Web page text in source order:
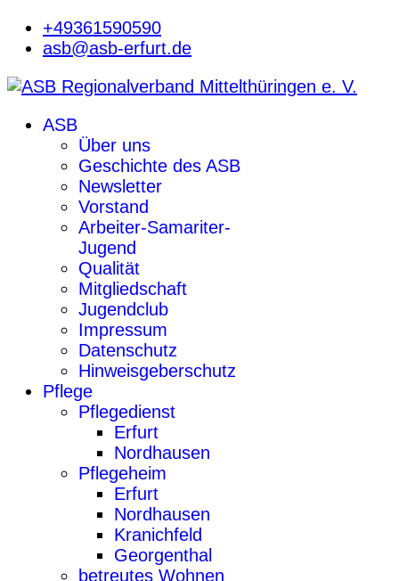
+49361590590
asb@asb-erfurt.de
ASB
Über uns
Geschichte des ASB
Newsletter
Vorstand
Arbeiter-Samariter-
Jugend
Qualität
Mitgliedschaft
Jugendclub
Impressum
Datenschutz
Hinweisgeberschutz
Pflege
Pflegedienst
Erfurt
Nordhausen
Pflegeheim
Erfurt
Nordhausen
Kranichfeld
Georgenthal
betreutes Wohnen